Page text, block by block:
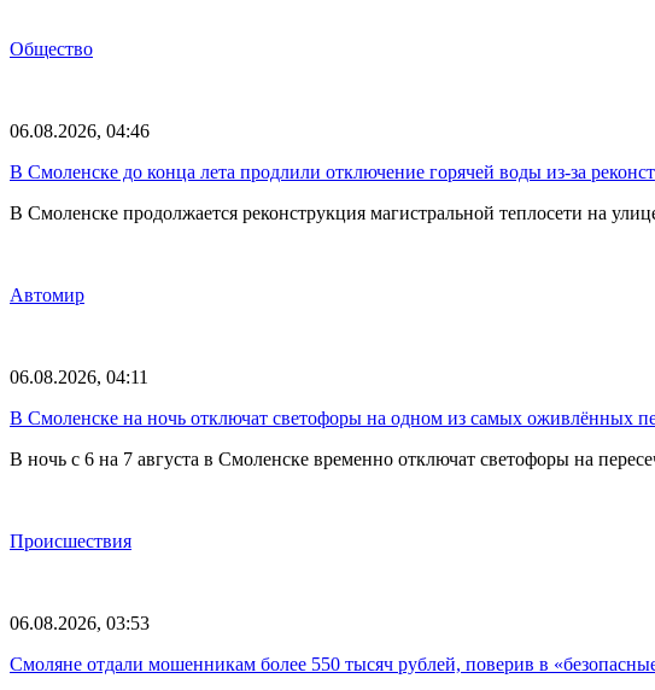
Общество
06.08.2026, 04:46
В Смоленске до конца лета продлили отключение горячей воды из-за
В Смоленске продолжается реконструкция магистральной теплосети на
Автомир
06.08.2026, 04:11
В Смоленске на ночь отключат светофоры на одном из самых оживлённых
В ночь с 6 на 7 августа в Смоленске временно отключат светофоры на
Происшествия
06.08.2026, 03:53
Смоляне отдали мошенникам более 550 тысяч рублей, поверив в